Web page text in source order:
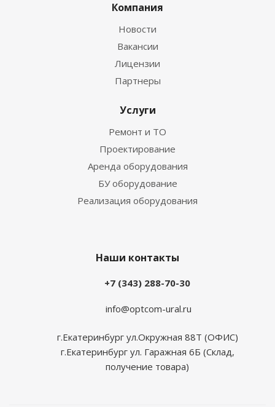
Компания
Новости
Вакансии
Лицензии
Партнеры
Услуги
Ремонт и ТО
Проектирование
Аренда оборудования
БУ оборудование
Реализация оборудования
Наши контакты
+7 (343) 288-70-30
info@optcom-ural.ru
г.Екатеринбург ул.Окружная 88Т (ОФИС)
г.Екатеринбург ул. Гаражная 6Б (Склад,
получение товара)